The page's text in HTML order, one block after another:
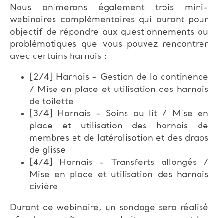
Nous animerons également trois mini-
webinaires complémentaires qui auront pour
objectif de répondre aux questionnements ou
problématiques que vous pouvez rencontrer
avec certains harnais :
[2/4] Harnais - Gestion de la continence
/ Mise en place et utilisation des harnais
de toilette
[3/4] Harnais - Soins au lit / Mise en
place et utilisation des harnais de
membres et de latéralisation et des draps
de glisse
[4/4] Harnais - Transferts allongés /
Mise en place et utilisation des harnais
civière
Durant ce webinaire, un sondage sera réalisé